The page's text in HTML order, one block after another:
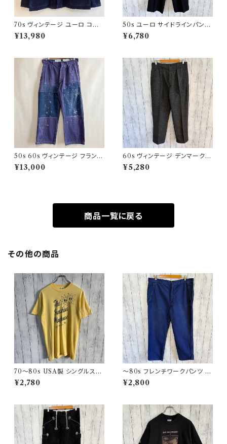
70s ヴィンテージ ユーロ コー
デュロイ セットアップ ビンテー
ジ
¥13,980
50s ユーロ サイドラインパンツ
ウールパンツ ワイドスラックドレ
スパンツ
¥6,780
50s 60s ヴィンテージ フランス
軍 ワークパンツ ペンキ パッチワ
ーク
¥13,000
60s ヴィンテージ デンマーク軍
ウールパンツ ミリタリーパンツ
スラックス
¥5,280
商品一覧に戻る
その他の商品
70〜80s USA製 シングルステ
ッチT ヴィンテージTシャツ
¥2,780
〜80s フレンチワークパンツ ユ
ーロワーク コットンパンツ
¥2,800